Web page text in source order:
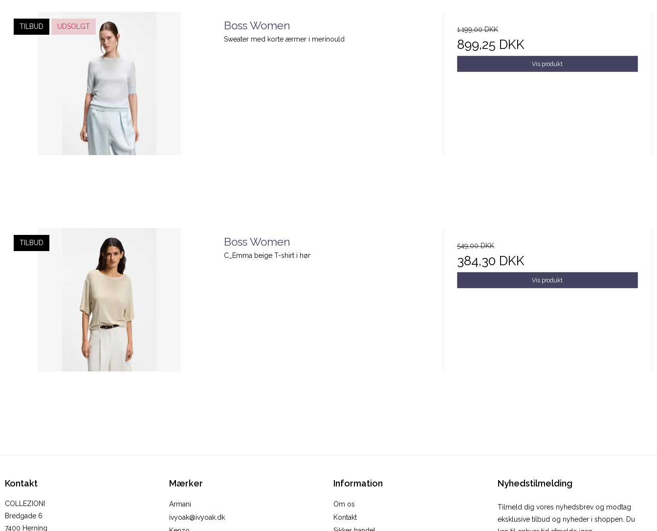
TILBUD UDSOLGT Boss Women
Sweater med korte ærmer i merinould
1.199,00 DKK
899,25 DKK
Vis produkt
TILBUD Boss Women
C_Emma beige T-shirt i hør
549,00 DKK
384,30 DKK
Vis produkt
Kontakt
COLLEZIONI
Bredgade 6
7400 Herning
Mærker
Armani
ivyoak@ivyoak.dk
Information
Om os
Kontakt
Nyhedstilmelding
Tilmeld dig vores nyhedsbrev og modtag
eksklusive tilbud og nyheder i shoppen. Du